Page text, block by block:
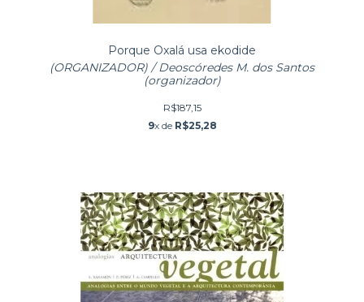
Porque Oxalá usa ekodide
(ORGANIZADOR) / Deoscóredes M. dos Santos
(organizador)
R$187,15
9x de R$25,28